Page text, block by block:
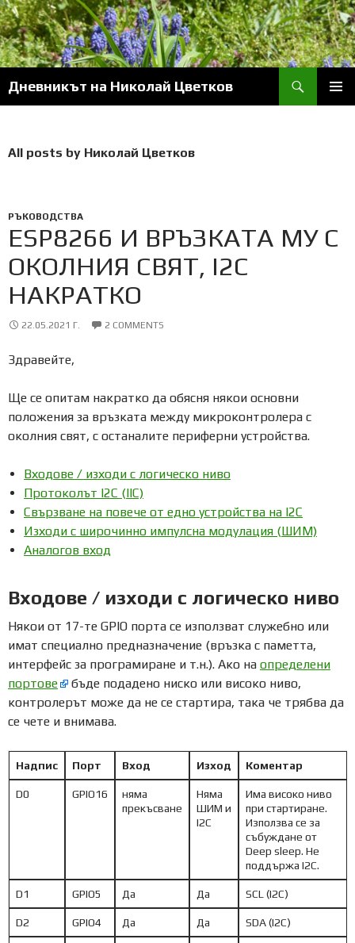
Skip
to
content
Дневникът на Николай Цветков
All posts by Николай Цветков
РЪКОВОДСТВА
ESP8266 И ВРЪЗКАТА МУ С
ОКОЛНИЯ СВЯТ, I2C
НАКРАТКО
22.05.2021 Г. 2 COMMENTS
Здравейте,
Ще се опитам накратко да обясня някои основни
положения за връзката между микроконтролера с
околния свят, с останалите периферни устройства.
Входове / изходи с логическо ниво
Протоколът I2C (IIC)
Свързване на повече от едно устройства на I2C
Изходи с широчинно импулсна модулация (ШИМ)
Аналогов вход
Входове / изходи с логическо ниво
Някои от 17-те GPIO порта се използват служебно или
имат специално предназначение (връзка с паметта,
интерфейс за програмиране и т.н.). Ако на определени
портове
бъде подадено ниско или високо ниво,
контролерът може да не се стартира, така че трябва да
се чете и внимава.
Надпис Порт Вход Изход Коментар
D0 GPIO16
няма
прекъсване
Няма
ШИМ и
I2C
Има високо ниво
при стартиране.
Използва се за
събуждане от
Deep sleep. Не
поддържа I2C.
D1 GPIO5 Да Да SCL (I2C)
D2 GPIO4 Да Да SDA (I2C)